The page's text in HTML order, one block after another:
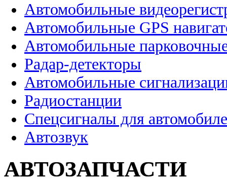
Автомобильные
Автомобильные GPS
Автомобильные
Радар-детекторы
Автомобильные
Радиостанции
Спецсигналы для
Автозвук
АВТОЗАПЧАСТИ